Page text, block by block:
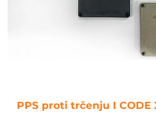
PPS proti trčenju I CODE